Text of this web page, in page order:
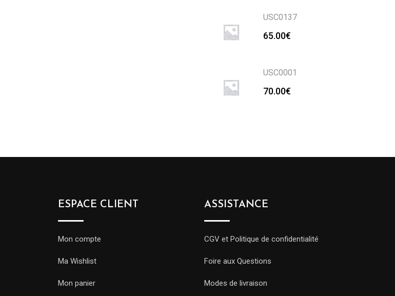
USC0137
65.00€
USC0001
70.00€
ESPACE CLIENT
Mon compte
Ma Wishlist
Mon panier
ASSISTANCE
CGV et Politique de confidentialité
Foire aux Questions
Modes de livraison